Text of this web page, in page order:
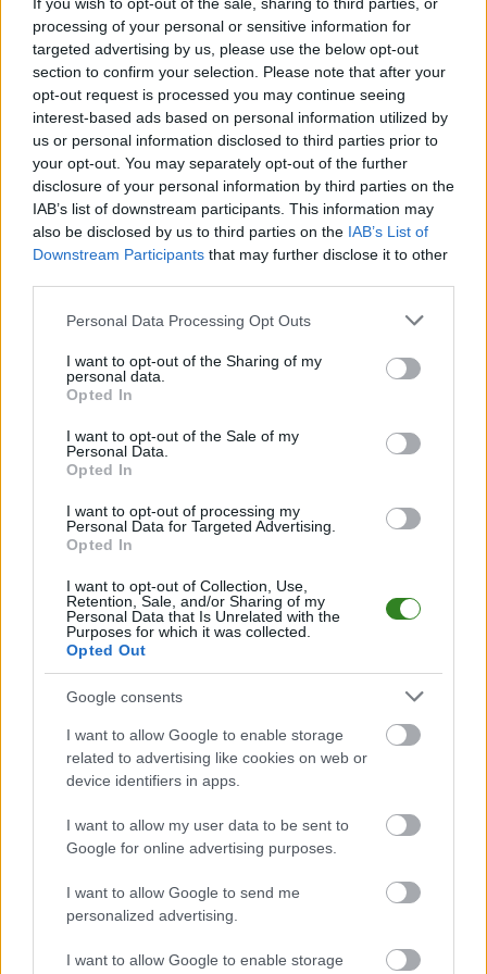
processing of your personal or sensitive information for
targeted advertising by us, please use the below opt-out
section to confirm your selection. Please note that after your
opt-out request is processed you may continue seeing
interest-based ads based on personal information utilized by
us or personal information disclosed to third parties prior to
your opt-out. You may separately opt-out of the further
disclosure of your personal information by third parties on the
IAB’s list of downstream participants. This information may
also be disclosed by us to third parties on the IAB’s List of
Downstream Participants that may further disclose it to other
Please note that this website/app uses one or more Google
not limited to your visit or usage behaviour. You may click to
grant or deny consent to Google and its third-party tags to
use your data for below specified purposes in below Google
consent section.
Personal Data Processing Opt Outs
I want to opt-out of the Sharing of my
personal data.
Opted In
I want to opt-out of the Sale of my
Personal Data.
Opted In
I want to opt-out of processing my
Personal Data for Targeted Advertising.
Opted In
I want to opt-out of Collection, Use,
Retention, Sale, and/or Sharing of my
Personal Data that Is Unrelated with the
Purposes for which it was collected.
Opted Out
Google consents
I want to allow Google to enable storage
related to advertising like cookies on web or
device identifiers in apps.
I want to allow my user data to be sent to
Google for online advertising purposes.
I want to allow Google to send me
personalized advertising.
I want to allow Google to enable storage
spotkania. To kompletne źródło danych dla kibiców i pasjonatów
lokalnej piłki nożnej. Jeżeli aktualnie nie widzisz tutaj danych z pewnością
pracujemy nad tym żeby je uzupełnić.
Wynik meczu MKS Kańczuga vs Piast Nowosielce
Po zakończeniu spotkania automatycznie publikujemyoficjalny wynik
spotkania, a także dane meczowe, jeśli są dostępne.
Pełny harmonogram rozgrywek dostępny jest tutaj:Jarosław > Klasa A
Przeworsk - terminarz.
Informacje o składach i strzelcach
W miarę dostępności danych, publikujemyskłady wyjściowe,
aktualizujemy zależnie od poziomu ligi i dostępnych źródeł.
Śledź mecze swojej drużyny
Jeśli jesteś kibicem klubu MKS Kańczuga lub Piast Nowosielce - zaglądaj
tutaj częściej. Nasz serwis regularnie dostarcza informacje o terminach
meczów, wynikach, transferach i newsach klubowych
piłkarskichw województwie. Sprawdź nasze relacje, śledź ulubioną ligę i
bądź na bieżąco z wydarzeniami z boisk!
MKS Kańczuga - Piast Nowosielceodbędzie się w ramach 25.
kolejki - Jarosław > Klasa A Przeworsk. Spotkanie zostanie rozegrane w
MKS Kańczugaprzystępuje do tego spotkania w roli gospodarza. Jak
drużyna radzi sobie w sezonie 2025/2026 rozgrywek Jarosław > Klasa A
Przeworsk przed własną publicznością? Na tej stronie możecie zobaczyć
tabelę uwzględniającą tylko mecze u siebie. W tabeli biorącej pod uwagę
tylko mecze wyjazdowe możecie natomiast sprawdzić jak spisuje się klub
Piast Nowosielce.
Jarosław > Klasa A Przeworsk - sytuacja w tabeli
Przed meczami 25. kolejki - Jarosław > Klasa A Przeworsk gospodarze
(MKS Kańczuga) zajmują3. miejsce
Poniżej znajdziesz także ostatnie mecze obu drużyn oraz statystyki
bramkowe.
MKS Kańczuga vs. Piast Nowosielce - relacja, wynik na żywo,
transmisja
Wynik meczu MKS Kańczuga - Piast Nowosielce znajdziesz na naszej
stronie zaraz po jego zakończeniu. Jeżeli szukasz informacji meczowych,
zajrzyj tutaj:MKS Kańczuga vs. Piast Nowosielce - wynik, składy,